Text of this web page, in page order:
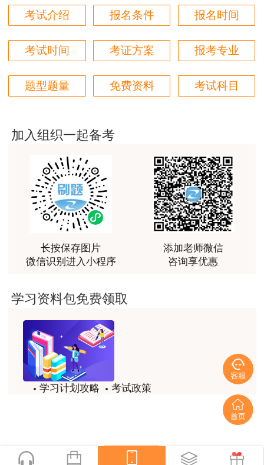
计价》为基础科目；《建设工程技术与计量》和
《建设工程造价案例分析》为专业科目，分为土木
建筑工程、交通运输工程、水利工程和安装工程4
个专业类别，报考人员可根据实际工作需要选报其
一。参加4个科目考试（级别为考全科）的人员须
在连续4个考试年度内通过全部应试科目，参加2
人员须在连续2个考试年度内通过相应应试科目，
业职业资格证书的人员，报名参加其他专业科目考
试（级别为增报专业）的，可免考基础科目，在连
续2个考试年度内通过相应应试科目，可获得相应
专业考试合格证明，该证明作为注册时增加执业专
业类别的依据。
报考人员选错级别的，本次考试科目成绩作
一级造价工程师考试大纲使用住房城乡建设
部、交通运输部、水利部组织编写、人力资源社会
保障部审定的2025年版《全国一级造价工程师职
业资格考试大纲》，可在以下相关网站免费下载：
站（www.jtzyzg.org.cn）及水利部水利水电规划
太喜欢王英老师了
用户m5****68
平台历史购买的课程，老师讲的多非常好
老师讲的很细致很认真，课件准备充分也非常有耐
用户m0****88
最棒的预习课
用户m2****66
越听越觉得好
用户m2****66
越听越觉得好
用户m2****66
非常非常非常非常棒！！!！
非常非常非常非常棒！！!！
用户xi****mo
土建计量这门课我听了门金瑞和孙琦两位老师的课
程，感觉各有千秋，正好取长补短助我通过了该门考
时间是我们通过的保证，没有什么比坚持更有价值，
听王英老师的土建案例课程就是通过一造考试的最强
考试介绍 报名条件 报名时间
考试时间 考证方案 报考专业
题型题量 免费资料 考试科目
加入组织一起备考
长按保存图片
微信识别进入小程序
添加老师微信
咨询享优惠
学习资料包免费领取
学习计划攻略
考试政策